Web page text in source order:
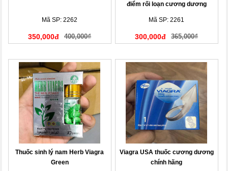
Mã SP: 2262
350,000đ 400,000₫
điểm rối loạn cương dương
Mã SP: 2261
300,000đ 365,000₫
Thuốc sinh lý nam Herb Viagra
Green
Viagra USA thuốc cương dương
chính hãng